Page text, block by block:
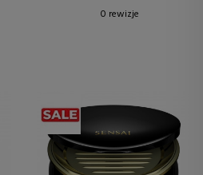
0 rewizje